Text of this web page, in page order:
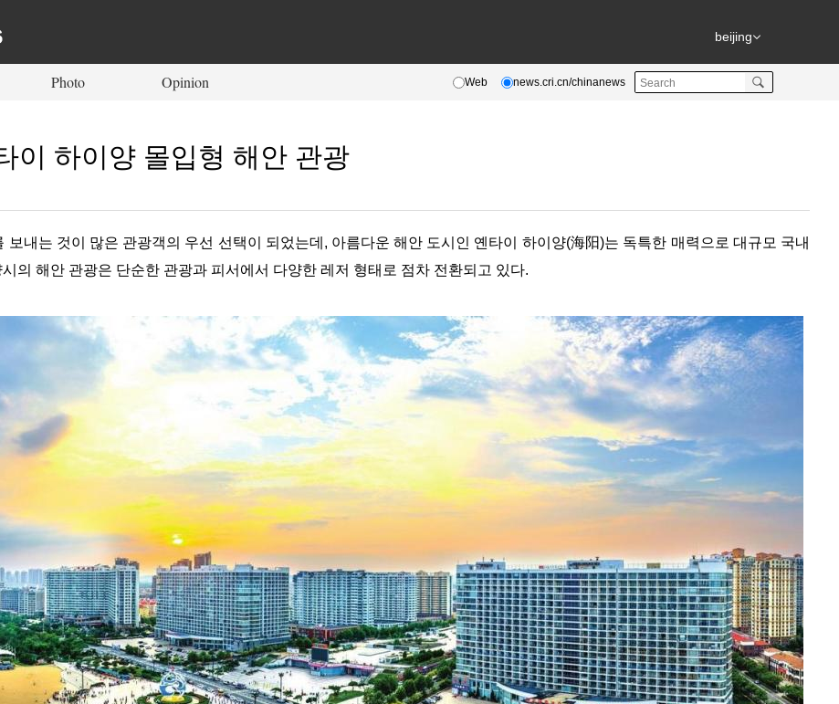
beijing
Photo Opinion Web news.cri.cn/chinanews
이 하이양 몰입형 해안 관광
내는 것이 많은 관광객의 우선 선택이 되었는데, 아름다운 해안 도시인 옌타이 하이양(海阳)는 독특한 매력으로 대규모 국내
의 해안 관광은 단순한 관광과 피서에서 다양한 레저 형태로 점차 전환되고 있다.